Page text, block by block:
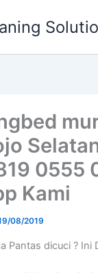
0555
Kami
08/2019
Pantas dicuci ? Ini